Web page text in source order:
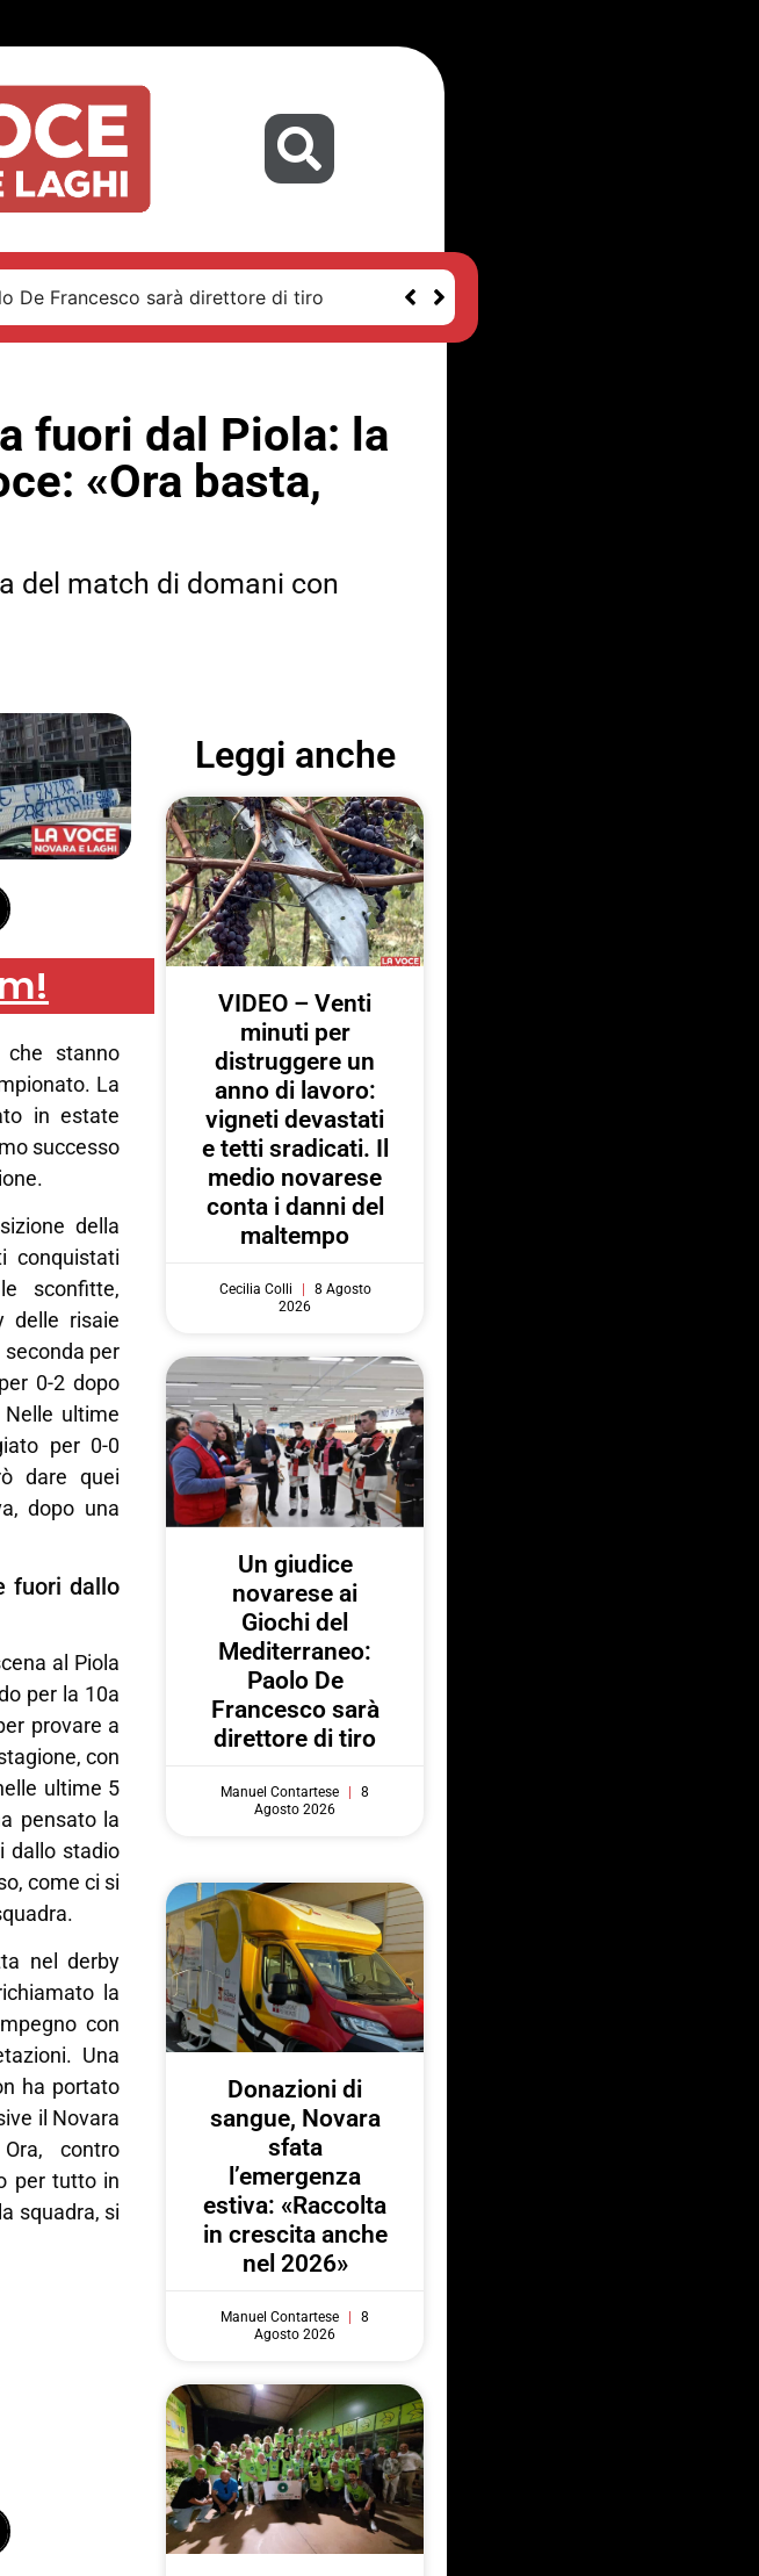
De Francesco sarà direttore di tiro
fuori dal Piola: la
«Ora basta,
del match di domani con
stanno
La
in estate
successo
della
conquistati
sconfitte,
delle risaie
per
0-2 dopo
ultime
per 0-0
dare quei
dopo una
fuori dallo
al Piola
per la 10a
provare a
con
ultime 5
pensato la
dallo stadio
come ci si
nel derby
la
con
Una
ha portato
il Novara
contro
per tutto in
squadra, si
Leggi anche
VIDEO – Venti
minuti per
distruggere un
anno di lavoro:
vigneti devastati
e tetti sradicati. Il
medio novarese
conta i danni del
maltempo
Cecilia Colli
8 Agosto
2026
Un giudice
novarese ai
Giochi del
Mediterraneo:
Paolo De
Francesco sarà
direttore di tiro
Manuel Contartese
8
Agosto 2026
Donazioni di
sangue, Novara
sfata
l’emergenza
estiva: «Raccolta
in crescita anche
nel 2026»
Manuel Contartese
8
Agosto 2026